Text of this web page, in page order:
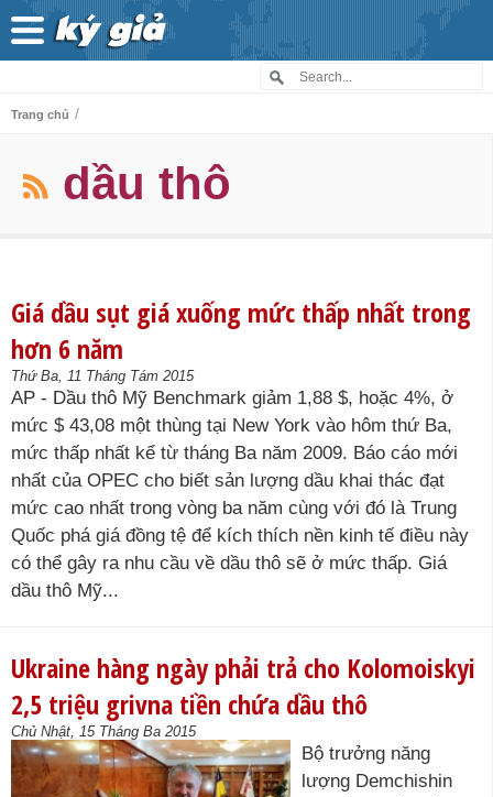
Trang chủ /
dầu thô
Giá dầu sụt giá xuống mức thấp nhất trong
hơn 6 năm
Thứ Ba, 11 Tháng Tám 2015
AP - Dầu thô Mỹ Benchmark giảm 1,88 $, hoặc 4%, ở
mức $ 43,08 một thùng tại New York vào hôm thứ Ba,
mức thấp nhất kể từ tháng Ba năm 2009. Báo cáo mới
nhất của OPEC cho biết sản lượng dầu khai thác đạt
mức cao nhất trong vòng ba năm cùng với đó là Trung
Quốc phá giá đồng tệ để kích thích nền kinh tế điều này
có thể gây ra nhu cầu về dầu thô sẽ ở mức thấp. Giá
dầu thô Mỹ...
Ukraine hàng ngày phải trả cho Kolomoiskyi
2,5 triệu grivna tiền chứa dầu thô
Chủ Nhật, 15 Tháng Ba 2015
Bộ trưởng năng
lượng Demchishin